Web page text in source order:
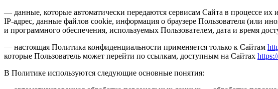
— данные, которые автоматически передаются сервисам Сайта в процессе
IP-адрес, данные файлов cookie, информация о браузере Пользователя (или
и программного обеспечения, используемых Пользователем, дата и время
— настоящая Политика конфиденциальности применяется только к Сайтам
которые Пользователь может перейти по ссылкам, доступным на Сайтах
В Политике используются следующие основные понятия: